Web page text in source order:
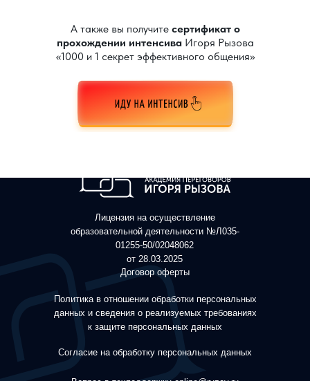
А также вы получите сертификат о
прохождении интенсиваИгоря Рызова
«1000 и 1 секрет эффективного общения»
Договор оферты
Лицензия на осуществление
образовательной деятельности №Л035-
01255-50/02048062
от 28.03.2025
Политика в отношении обработки персональных
данных и сведения о реализуемых требованиях
к защите персональных данных
Согласие на обработку персональных данных